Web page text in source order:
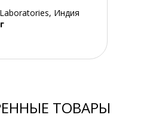
Индия
ТОВАРЫ